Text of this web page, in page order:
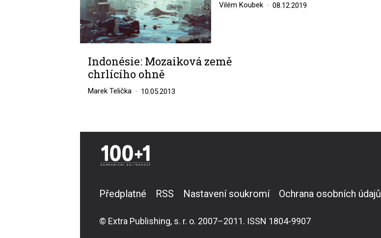
Vilém Koubek 08.12.2019
Indonésie: Mozaiková země
chrlícího ohně
Marek Telička 10.05.2013
Předplatné RSS Nastavení soukromí Ochrana osobních údajů
© Extra Publishing, s. r. o. 2007–2011. ISSN 1804-9907